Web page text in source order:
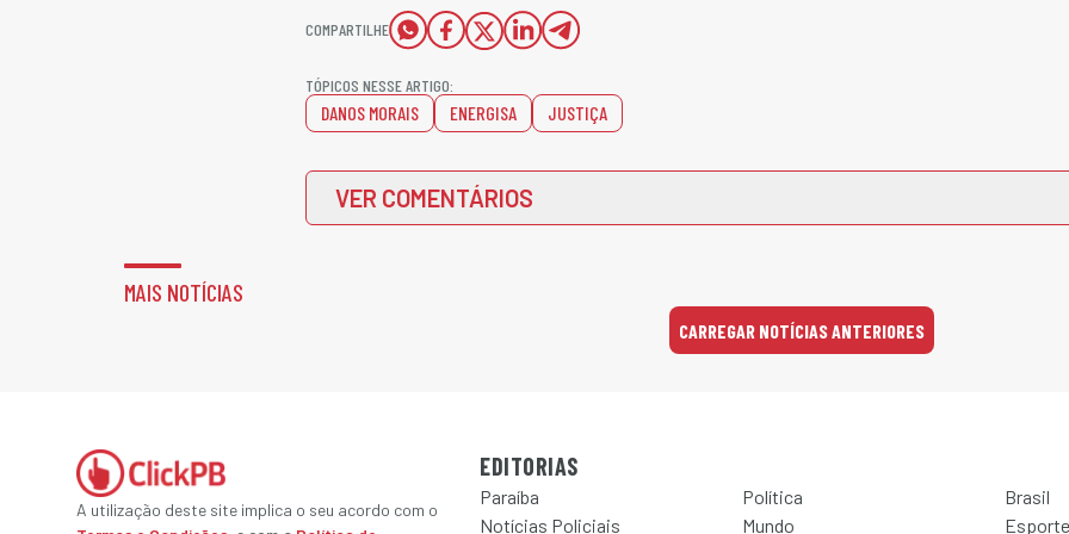
COMPARTILHE
TÓPICOS NESSE ARTIGO:
DANOS MORAIS ENERGISA JUSTIÇA
VER COMENTÁRIOS
MAIS NOTÍCIAS
CARREGAR NOTÍCIAS ANTERIORES
A utilização deste site implica o seu acordo com o
EDITORIAS
Paraíba Política
Brasil
Notícias Policiais
Mundo Esporte